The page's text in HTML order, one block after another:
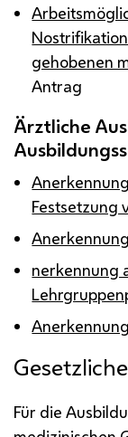
gehobenen
Antrag
Ärztliche
Festsetzung
nerkennung
Für die